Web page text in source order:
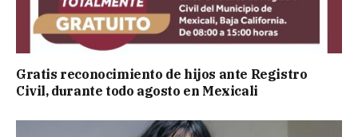
Gratis reconocimiento de hijos ante Registro
Civil, durante todo agosto en Mexicali